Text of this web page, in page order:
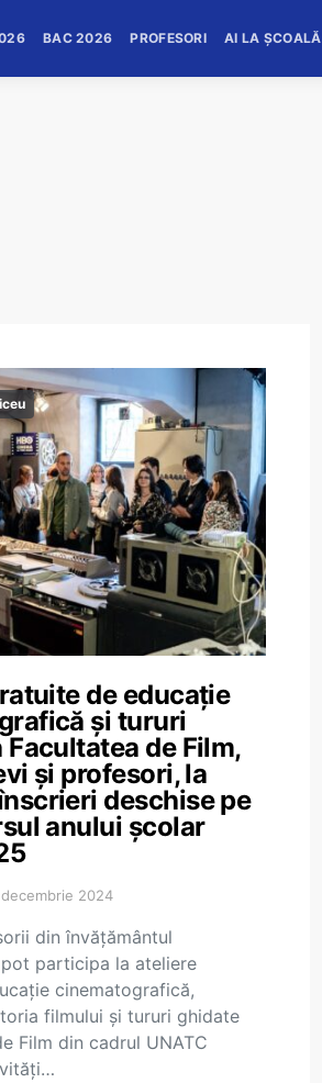
BAC 2026 PROFESORI AI LA ȘCOALĂ
de educație
și tururi
de Film,
și profesori, la
deschise pe
anului școlar
decembrie 2024
din învățământul
participa la ateliere
cinematografică,
filmului și tururi ghidate
Film din cadrul UNATC